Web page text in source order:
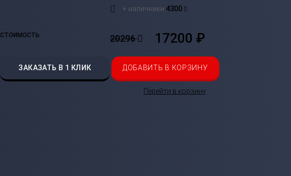
+ наличники 4300
СТОИМОСТЬ 20296 17200 ₽
ЗАКАЗАТЬ В 1 КЛИК ДОБАВИТЬ В КОРЗИНУ
Перейти в корзину